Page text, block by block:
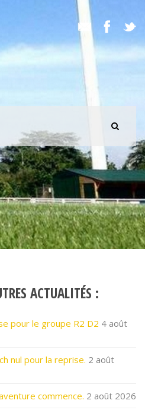
ACTUALITÉS :
pour le groupe R2 D2 4 août
nul pour la reprise. 2 août
commence. 2 août 2026